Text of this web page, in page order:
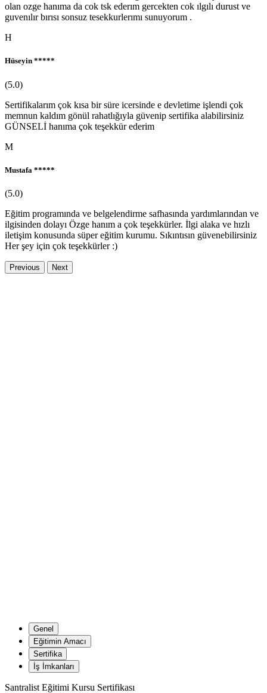
olan ozge hanıma da cok tsk ederım gercekten cok ılgılı durust ve
guvenılır bırısı sonsuz tesekkurlerımı sunuyorum .
H
Hüseyin *****
(5.0)
Sertifikalarım çok kısa bir süre icersinde e devletime işlendi çok
memnun kaldım gönül rahatlığıyla güvenip sertifika alabilirsiniz
GÜNSELİ hanıma çok teşekkür ederim
M
Mustafa *****
(5.0)
Eğitim programında ve belgelendirme safhasında yardımlarından ve
ilgisinden dolayı Özge hanım a çok teşekkürler. İlgi alaka ve hızlı
iletişim konusunda süper eğitim kurumu. Sıkıntısın güvenebilirsiniz
Her şey için çok teşekkürler :)
Previous Next
Genel
Eğitimin Amacı
Sertifika
İş İmkanları
Santralist Eğitimi Kursu Sertifikası